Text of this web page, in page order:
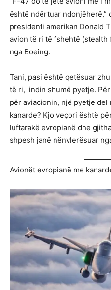
është ndërtuar ndonjëherë,”
presidenti amerikan Donald
avion të ri të fshehtë
nga Boeing.
Tani, pasi është qetësuar
të ri, lindin shumë pyetje.
për aviacionin, një pyetje del
kanarde? Kjo veçori është
luftarakë evropianë dhe
shpesh janë nënvlerësuar
Avionët evropianë me